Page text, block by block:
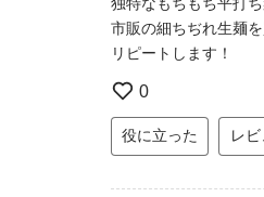
市販の細ちぢれ生麺
リピートします！
0
役に立った レ